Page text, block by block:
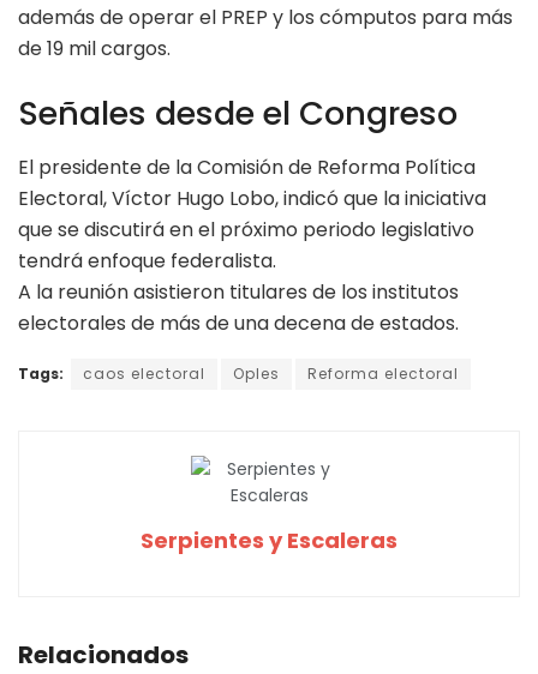
además de operar el PREP y los cómputos para más
de 19 mil cargos.
Señales desde el Congreso
El presidente de la Comisión de Reforma Política
Electoral, Víctor Hugo Lobo, indicó que la iniciativa
que se discutirá en el próximo periodo legislativo
tendrá enfoque federalista.
A la reunión asistieron titulares de los institutos
electorales de más de una decena de estados.
Tags: caos electoral Oples Reforma electoral
Serpientes y Escaleras
Relacionados